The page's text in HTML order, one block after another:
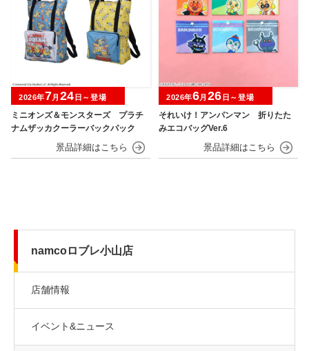
ミニオンズ＆モンスターズ プラチ
ナムザッカクーラーバックパック
2026年7月 24 日～登場
それいけ！アンパンマン 折りたた
みエコバッグVer.6
2026年6月 26 日～登場
namcoロブレ小山店
店舗情報
イベント&ニュース